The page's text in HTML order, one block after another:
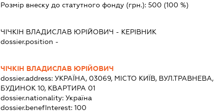
Розмір внеску до статутного фонду (грн.): 500 (100 %)
ЧІЧКІН ВЛАДИСЛАВ ЮРІЙОВИЧ - КЕРІВНИК
dossier.position -
ЧІЧКІН ВЛАДИСЛАВ ЮРІЙОВИЧ
dossier.address: УКРАЇНА, 03069, МІСТО КИЇВ, ВУЛ.ТРАВНЕВА,
БУДИНОК 10, КВАРТИРА 01
dossier.nationality: Україна
dossier.benefInterest: 100